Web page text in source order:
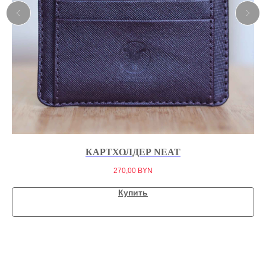
КАРТХОЛДЕР NEAT
270,00 BYN
Купить